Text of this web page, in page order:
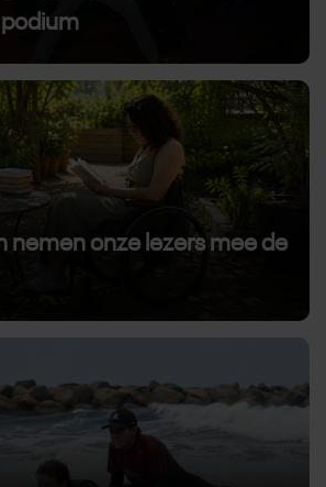
nemen onze lezers mee de